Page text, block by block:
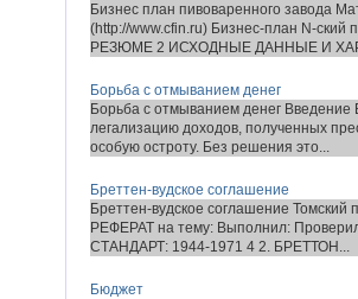
Бизнес план пивоваренного завода
(http://www.cfin.ru) Бизнес-план N-ский
РЕЗЮМЕ 2 ИСХОДНЫЕ ДАННЫЕ И
Борьба с отмыванием денег
Борьба с отмыванием денег
легализацию доходов, полученных
особую остроту. Без решения это...
Бреттен-вудское соглашение
Бреттен-вудское соглашение
РЕФЕРАТ на тему: Выполнил:
СТАНДАРТ: 1944-1971 4 2. БРЕТТОН...
Бюджет